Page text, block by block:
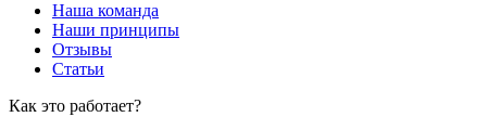
Наша команда
Наши принципы
Отзывы
Статьи
Как это работает?